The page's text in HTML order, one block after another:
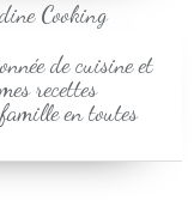
de cuisine et
recettes
en toutes